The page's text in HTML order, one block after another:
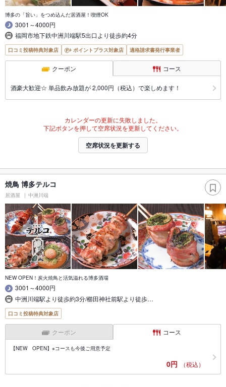
博多の「旨い」をつめ込んだ居酒屋！喫煙OK
3001～4000円
福岡市地下鉄中洲川端駅5出口より徒歩約4分
口コミ投稿特典対象店 ポイントプラス対象店 適格請求書発行事業者
クーポン コース
酒豪大歓迎☆ 単品飲み放題が 2,000円（税込）で楽しめます！
カレンダーの更新に失敗しました。
下記ボタンを押して空席状況を更新してください。
空席状況を更新する
焼鳥 博多テルコ
居酒屋 中洲川端
NEW OPEN！炭火焼鳥と活気溢れる博多酒場
3001～4000円
中洲川端駅より徒歩約3分/櫛田神社前駅より徒歩…
口コミ投稿特典対象店
クーポン コース
【NEW OPEN】※コースも今後ご用意予定
0円 （税込）